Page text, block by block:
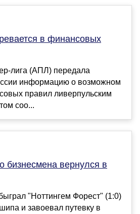
в финансовых
лига (АПЛ) передала
информацию о возможном
правил ливерпульским
соо...
бизнесмена вернулся в
"Ноттингем Форест" (1:0)
и завоевал путевку в